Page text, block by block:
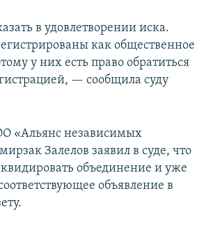
в удовлетворении иска.
как общественное
у них есть право обратиться
— сообщила суду
«Альянс независимых
Залелов заявил в суде, что
объединение и уже
объявление в